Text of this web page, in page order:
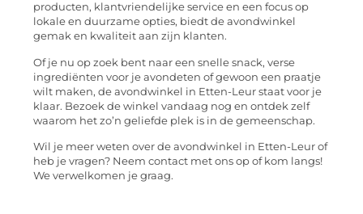
producten, klantvriendelijke service en een focus op
lokale en duurzame opties, biedt de avondwinkel
gemak en kwaliteit aan zijn klanten.
Of je nu op zoek bent naar een snelle snack, verse
ingrediënten voor je avondeten of gewoon een praatje
wilt maken, de avondwinkel in Etten-Leur staat voor je
klaar. Bezoek de winkel vandaag nog en ontdek zelf
waarom het zo’n geliefde plek is in de gemeenschap.
Wil je meer weten over de avondwinkel in Etten-Leur of
heb je vragen? Neem contact met ons op of kom langs!
We verwelkomen je graag.